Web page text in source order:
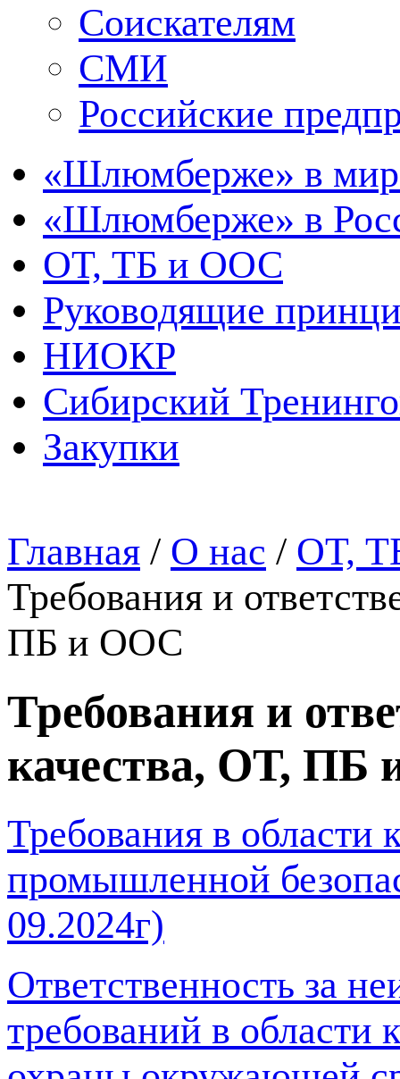
Соискателям
СМИ
Российские
«Шлюмберже» в
«Шлюмберже» в
ОТ, ТБ и ООС
Руководящие
НИОКР
Сибирский
Закупки
Главная / О нас / ОТ,
Требования и
ПБ и ООС
Требования и
качества, ОТ,
Требования в области
промышленной
09.2024г)
Ответственность за
требований в области